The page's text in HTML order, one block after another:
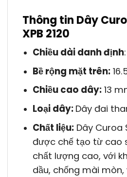
Thông tin Dây
XPB 2120
Chiều dài danh định
Bề rộng mặt trên:
Chiều cao dây:13
Loại dây: Dây đai
Chất liệu:Dây Curoa
được chế tạo từ cao
chất lượng cao, với
dầu, chống mài